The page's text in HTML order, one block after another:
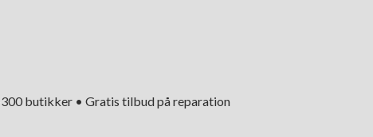
butikker • Gratis tilbud på reparation